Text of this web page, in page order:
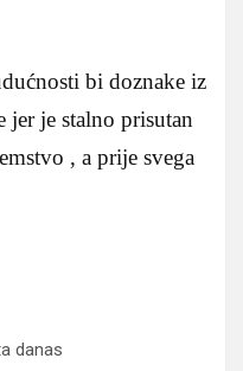
bi doznake iz
jer je stalno prisutan
, a prije svega
danas